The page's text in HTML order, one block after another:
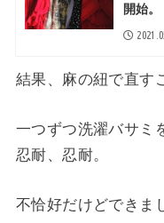
開始。
結果、麻の紐で直す
一つずつ洗濯バサミ
忍耐、忍耐。
不恰好だけどできま